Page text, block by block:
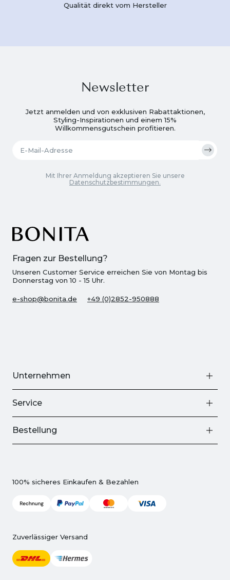
Qualität direkt vom Hersteller
Fragen zur Bestellung?
Unseren Customer Service erreichen Sie von Montag bis
Donnerstag von 10 - 15 Uhr.
e-shop@bonita.de +49 (0)2852-950888
Newsletter
Jetzt anmelden und von exklusiven Rabattaktionen,
Styling-Inspirationen und einem 15%
Willkommensgutschein profitieren.
Mit Ihrer Anmeldung akzeptieren Sie unsere
Datenschutzbestimmungen.
Unternehmen
Service
Bestellung
100% sicheres Einkaufen & Bezahlen
Zuverlässiger Versand